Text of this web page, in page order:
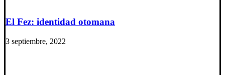
El Fez: identidad otomana
3 septiembre, 2022